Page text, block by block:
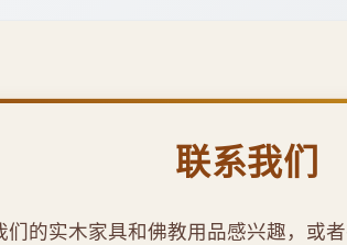
联系我们
们的实木家具和佛教用品感兴趣，或